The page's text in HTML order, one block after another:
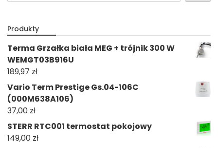
Produkty
Terma Grzałka biała MEG + trójnik 300 W
WEMGT03B916U
189,97 zł
Vario Term Prestige Gs.04-106C
(000M638A106)
37,00 zł
STERR RTC001 termostat pokojowy
149,00 zł